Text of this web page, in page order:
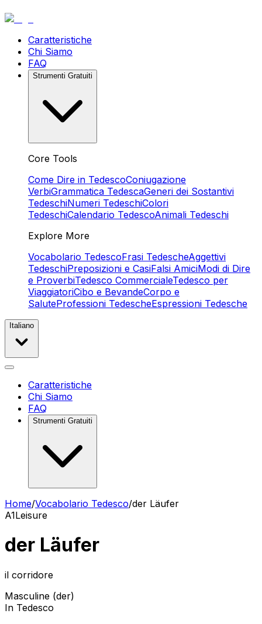
Caratteristiche
Chi Siamo
FAQ
Strumenti Gratuiti
Core Tools
Come Dire in TedescoConiugazione
VerbiGrammatica TedescaGeneri dei Sostantivi
TedeschiNumeri TedeschiColori
TedeschiCalendario TedescoAnimali Tedeschi
Explore More
Vocabolario TedescoFrasi TedescheAggettivi
TedeschiPreposizioni e CasiFalsi AmiciModi di Dire
e ProverbiTedesco CommercialeTedesco per
ViaggiatoriCibo e BevandeCorpo e
SaluteProfessioni TedescheEspressioni Tedesche
Italiano
Caratteristiche
Chi Siamo
FAQ
Strumenti Gratuiti
Home/Vocabolario Tedesco/der Läufer
A1Leisure
der Läufer
il corridore
Masculine (der)
In Tedesco